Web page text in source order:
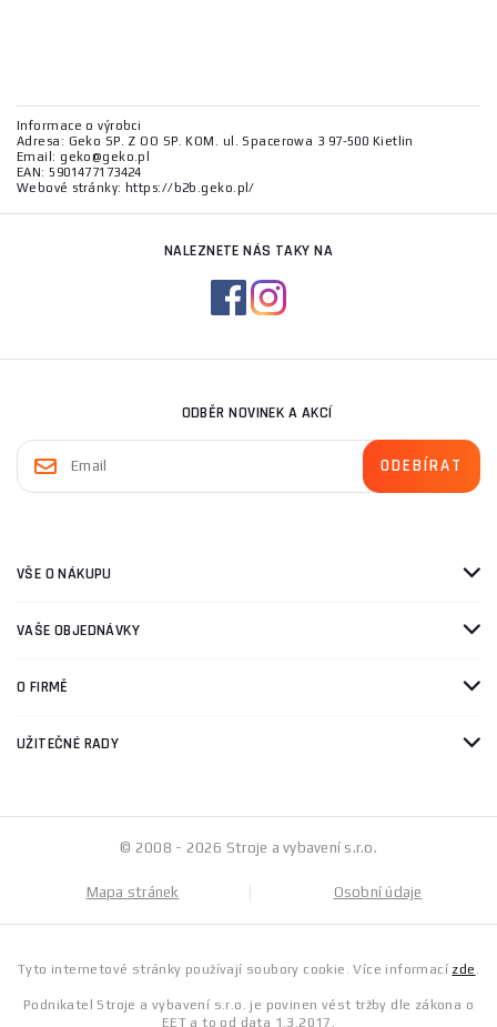
Informace o výrobci
Adresa: Geko SP. Z OO SP. KOM. ul. Spacerowa 3 97-500 Kietlin
Email: geko@geko.pl
EAN: 5901477173424
Webové stránky: https://b2b.geko.pl/
NALEZNETE NÁS TAKY NA
ODBĚR NOVINEK A AKCÍ
VŠE O NÁKUPU
VAŠE OBJEDNÁVKY
O FIRMĚ
UŽITEČNÉ RADY
© 2008 - 2026 Stroje a vybavení s.r.o.
Mapa stránek Osobní údaje
Tyto internetové stránky používají soubory cookie. Více informací zde .
Podnikatel Stroje a vybavení s.r.o. je povinen vést tržby dle zákona o
EET a to od data 1.3.2017.